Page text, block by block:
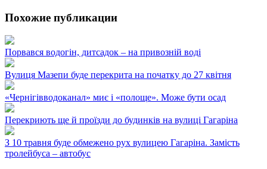
Похожие публикации
Порвався водогін, дитсадок – на привозній воді
Вулиця Мазепи буде перекрита на початку до 27 квітня
«Чернігівводоканал» миє і «полоще». Може бути осад
Перекриють ще й проїзди до будинків на вулиці Гагаріна
З 10 травня буде обмежено рух вулицею Гагаріна. Замість
тролейбуса – автобус